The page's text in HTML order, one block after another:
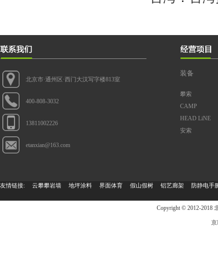
北京市·通州区·西门大汉写字楼813室
400-808-3032
13811002226
etanxian@163.com
装备
攀索
CAMP
HEAD LiNE
安索
友情链接: 云攀攀岩墙 地坪涂料 界面体育 假山假树 铝艺廊架 防静电手
Copyright © 2012-2018
京